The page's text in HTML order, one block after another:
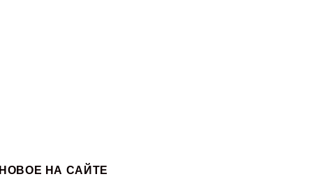
НОВОЕ НА САЙТЕ